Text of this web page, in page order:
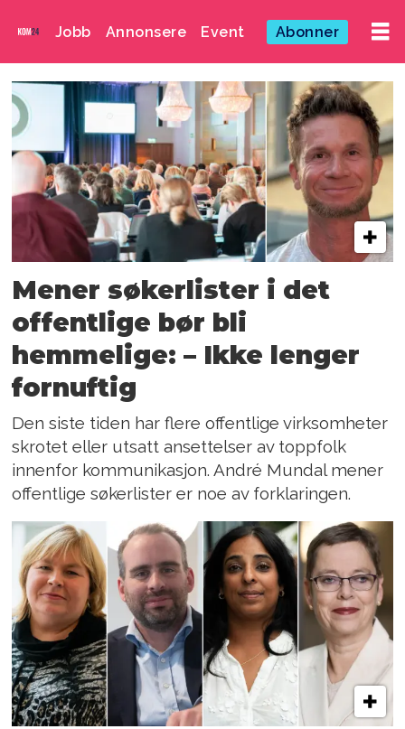
Jobb Annonsere Event Abonner
Emne:
norsk
presseforbund
Mener søkerlister i det
offentlige bør bli
hemmelige: – Ikke lenger
fornuftig
Den siste tiden har flere offentlige virksomheter
skrotet eller utsatt ansettelser av toppfolk
innenfor kommunikasjon. André Mundal mener
offentlige søkerlister er noe av forklaringen.